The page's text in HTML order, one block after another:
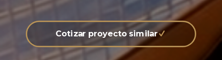
Cotizar proyecto similar